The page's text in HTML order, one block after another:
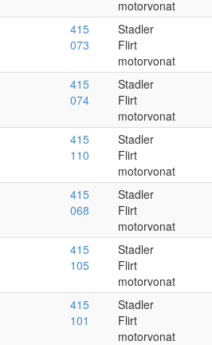
motorvonat
415
073
Stadler
Flirt
motorvonat
415
074
Stadler
Flirt
motorvonat
415
110
Stadler
Flirt
motorvonat
415
068
Stadler
Flirt
motorvonat
415
105
Stadler
Flirt
motorvonat
415
101
Stadler
Flirt
motorvonat